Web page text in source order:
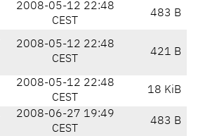
2008-05-12 22:48
CEST
483 B
2008-05-12 22:48
CEST
421 B
2008-05-12 22:48
CEST
18 KiB
2008-06-27 19:49
CEST
483 B